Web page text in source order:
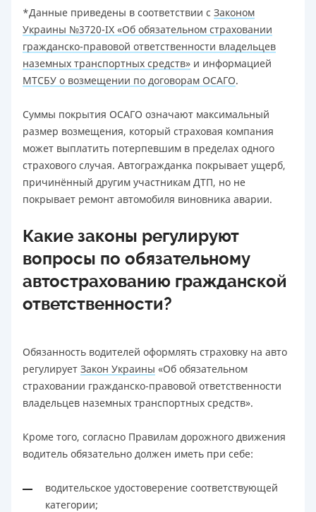
*Данные приведены в соответствии с Законом
Украины №3720-IX «Об обязательном страховании
гражданско-правовой ответственности владельцев
наземных транспортных средств» и информацией
МТСБУ о возмещении по договорам ОСАГО.
Суммы покрытия ОСАГО означают максимальный
размер возмещения, который страховая компания
может выплатить потерпевшим в пределах одного
страхового случая. Автогражданка покрывает ущерб,
причинённый другим участникам ДТП, но не
покрывает ремонт автомобиля виновника аварии.
Какие законы регулируют
вопросы по обязательному
автострахованию гражданской
ответственности?
Обязанность водителей оформлять страховку на авто
регулирует Закон Украины «Об обязательном
страховании гражданско-правовой ответственности
владельцев наземных транспортных средств».
Кроме того, согласно Правилам дорожного движения
водитель обязательно должен иметь при себе:
водительское удостоверение соответствующей
категории;